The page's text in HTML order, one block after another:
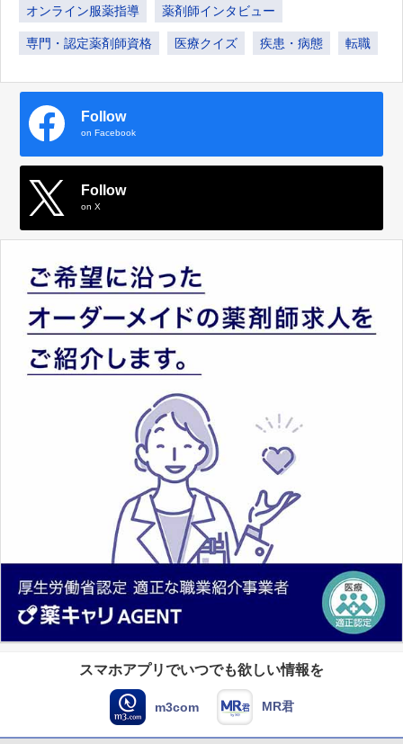
オンライン服薬指導 薬剤師インタビュー
専門・認定薬剤師資格 医療クイズ 疾患・病態 転職
Follow
on Facebook
Follow
on X
スマホアプリでいつでも欲しい情報を
m3com MR君